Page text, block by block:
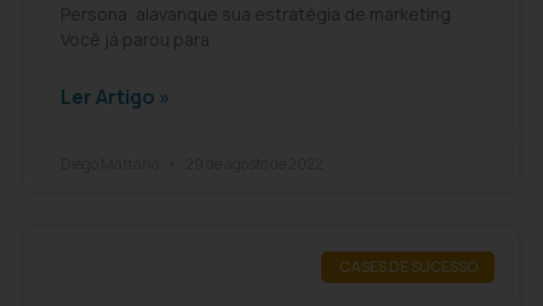
Persona: alavanque sua estratégia de marketing
Você já parou para
Ler Artigo »
CASES DE SUCESSO